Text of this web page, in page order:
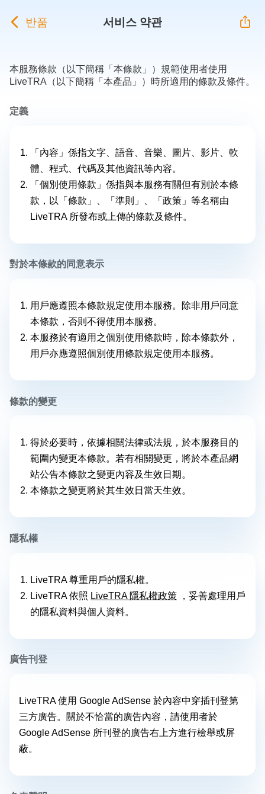
반품 서비스 약관
本服務條款（以下簡稱「本條款」）規範使用者使用
LiveTRA（以下簡稱「本產品」）時所適用的條款及條件。
定義
「內容」係指文字、語音、音樂、圖片、影片、軟
體、程式、代碼及其他資訊等內容。
「個別使用條款」係指與本服務有關但有別於本條
款，以「條款」、「準則」、「政策」等名稱由
LiveTRA 所發布或上傳的條款及條件。
對於本條款的同意表示
用戶應遵照本條款規定使用本服務。除非用戶同意
本條款，否則不得使用本服務。
本服務於有適用之個別使用條款時，除本條款外，
用戶亦應遵照個別使用條款規定使用本服務。
條款的變更
得於必要時，依據相關法律或法規，於本服務目的
範圍內變更本條款。若有相關變更，將於本產品網
站公告本條款之變更內容及生效日期。
本條款之變更將於其生效日當天生效。
隱私權
LiveTRA 尊重用戶的隱私權。
LiveTRA 依照 LiveTRA 隱私權政策 ，妥善處理用戶
的隱私資料與個人資料。
廣告刊登
LiveTRA 使用 Google AdSense 於內容中穿插刊登第
三方廣告。關於不恰當的廣告內容，請使用者於
Google AdSense 所刊登的廣告右上方進行檢舉或屏
蔽。